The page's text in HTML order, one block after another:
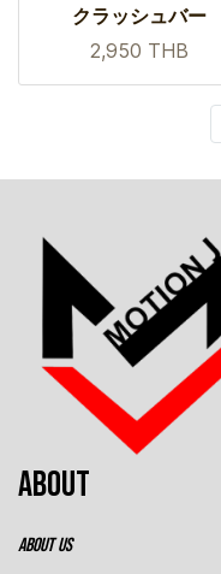
クラッシュバー
2,950 THB
ABOUT
ABOUT US